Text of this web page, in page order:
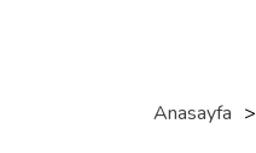
Anasayfa >